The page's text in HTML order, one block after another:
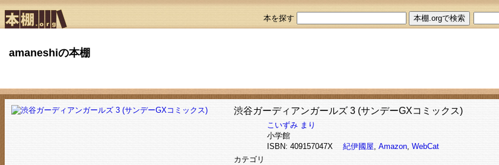
本を探す
amaneshiの本棚
渋谷ガーディアンガールズ 3 (サンデーGXコミックス)
こいずみ まり
小学館
ISBN: 409157047X 紀伊國屋, Amazon, WebCat
カテゴリ